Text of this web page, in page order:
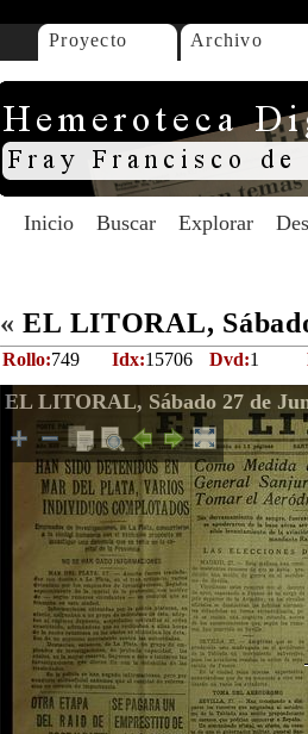
Proyecto Archivo
Inicio Buscar Explorar
« EL LITORAL,
Rollo:749 Idx:15706 Dvd:1
EL LITORAL, Sábado 27 de